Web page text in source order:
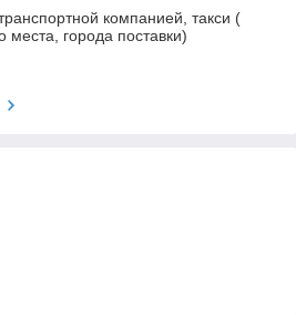
компанией, такси (
места, города поставки)